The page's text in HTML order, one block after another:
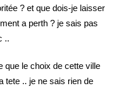
? et que dois-je laisser
a perth ? je sais pas
..
que le choix de cette ville
tete .. je ne sais rien de